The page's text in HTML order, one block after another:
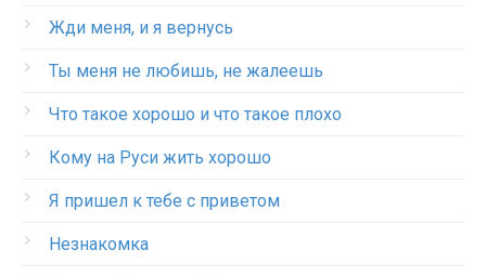
Жди меня, и я вернусь
Ты меня не любишь, не жалеешь
Что такое хорошо и что такое плохо
Кому на Руси жить хорошо
Я пришел к тебе с приветом
Незнакомка